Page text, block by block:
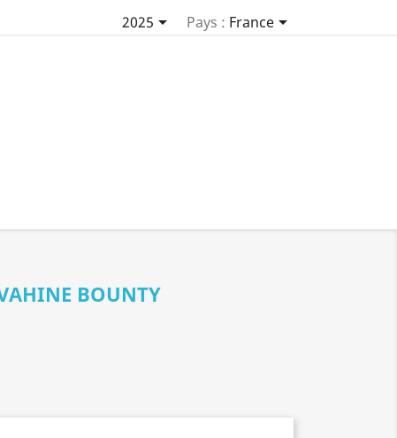
2025 Pays : France
BOUNTY